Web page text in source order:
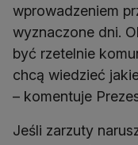
wprowadzeniem
wyznaczone dni.
być rzetelnie
chcą wiedzieć
– komentuje
Jeśli zarzuty